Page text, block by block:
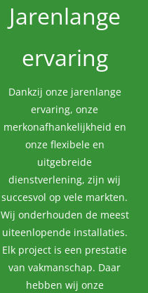
Jarenlange
ervaring
Dankzij onze jarenlange
ervaring, onze
merkonafhankelijkheid en
onze flexibele en
uitgebreide
dienstverlening, zijn wij
succesvol op vele markten.
Wij onderhouden de meest
uiteenlopende installaties.
Elk project is een prestatie
van vakmanschap. Daar
hebben wij onze